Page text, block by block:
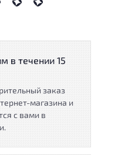
в течении 15
заказ
магазина и
с вами в